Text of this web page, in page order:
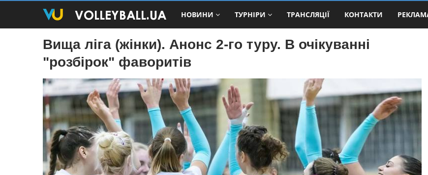
НОВИНИ ТУРНІРИ ТРАНСЛЯЦІЇ КОНТАКТИ
Вища ліга (жінки). Анонс 2-го туру. В очікуванні
"розбірок" фаворитів